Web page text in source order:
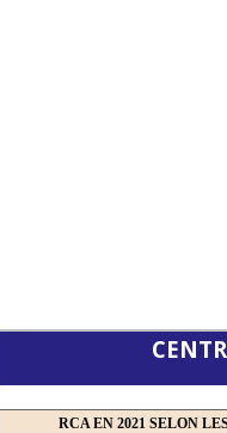
RCA EN 2021 SELON